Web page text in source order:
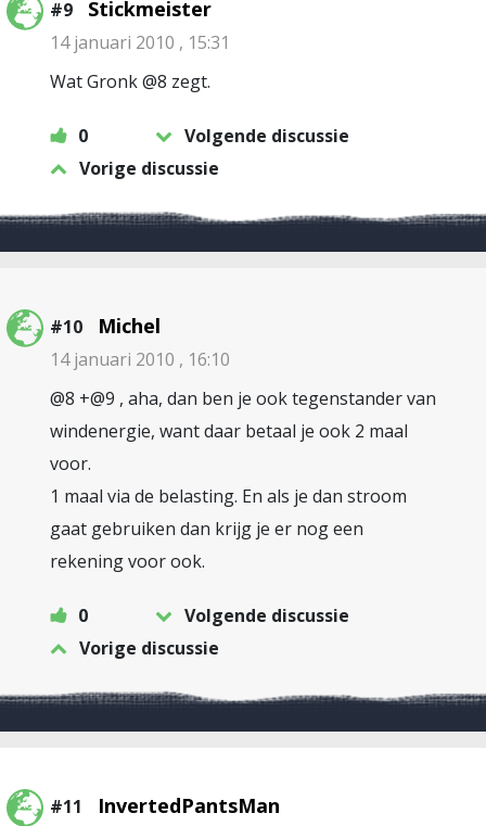
#9 Stickmeister
14 januari 2010 , 15:31
Wat Gronk @8 zegt.
0
Volgende discussie
Vorige discussie
#10 Michel
14 januari 2010 , 16:10
@8 +@9 , aha, dan ben je ook tegenstander van
windenergie, want daar betaal je ook 2 maal
voor.
1 maal via de belasting. En als je dan stroom
gaat gebruiken dan krijg je er nog een
rekening voor ook.
0
Volgende discussie
Vorige discussie
#11 InvertedPantsMan